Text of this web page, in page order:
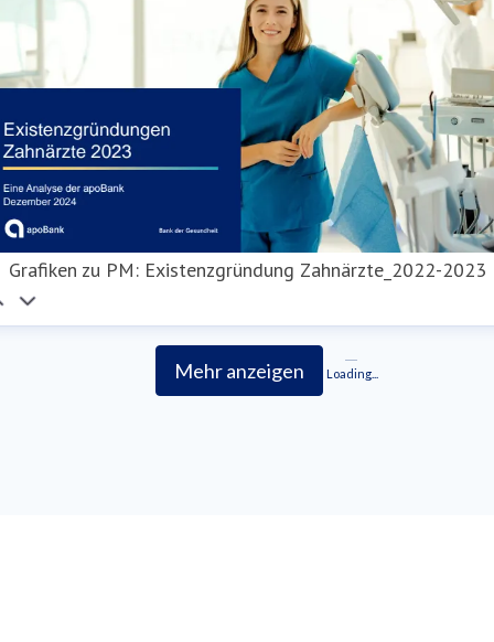
Grafiken zu PM: Existenzgründung Zahnärzte_2022-2023
Mehr anzeigen Loading...